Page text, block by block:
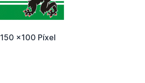
150 x100 Píxel